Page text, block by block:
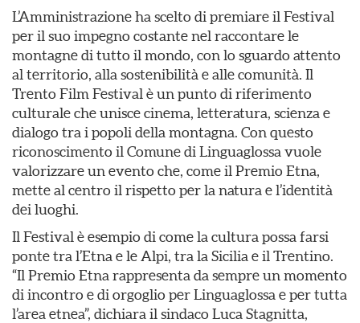
L’Amministrazione ha scelto di premiare il Festival
per il suo impegno costante nel raccontare le
montagne di tutto il mondo, con lo sguardo attento
al territorio, alla sostenibilità e alle comunità. Il
Trento Film Festival è un punto di riferimento
culturale che unisce cinema, letteratura, scienza e
dialogo tra i popoli della montagna. Con questo
riconoscimento il Comune di Linguaglossa vuole
valorizzare un evento che, come il Premio Etna,
mette al centro il rispetto per la natura e l’identità
dei luoghi.
Il Festival è esempio di come la cultura possa farsi
ponte tra l’Etna e le Alpi, tra la Sicilia e il Trentino.
“Il Premio Etna rappresenta da sempre un momento
di incontro e di orgoglio per Linguaglossa e per tutta
l’area etnea”, dichiara il sindaco Luca Stagnitta,